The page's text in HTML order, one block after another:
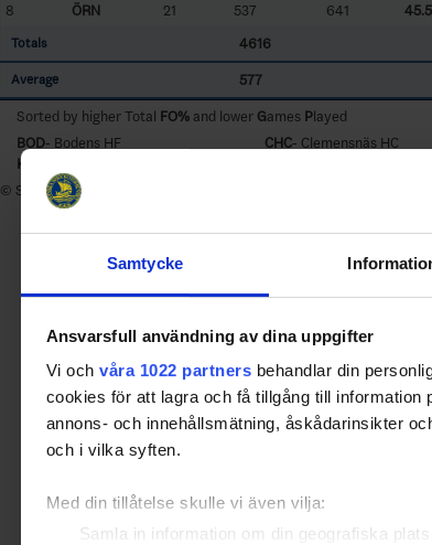
Samtycke
Ansvarsfull användning av dina uppgifter
Vi och våra 1022 partners behandlar din
cookies för att lagra och få tillgång till information
annons- och innehållsmätning, åskådarinsikter
och i vilka syften.
Med din tillåtelse skulle vi även vilja:
Samla in information om din geografiska
8
ÖRN 21 537 641
Totals 4616
Average 577
Sorted by higher Total FO%and lower Games Played
BOD- Bodens HF CHC- Clemensnäs HC
KAL
© Svenska Ishockeyförbundet 2024